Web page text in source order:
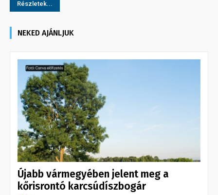
Részletek...
NEKED AJÁNLJUK
Újabb vármegyében jelent meg a
kőrisrontó karcsúdíszbogár